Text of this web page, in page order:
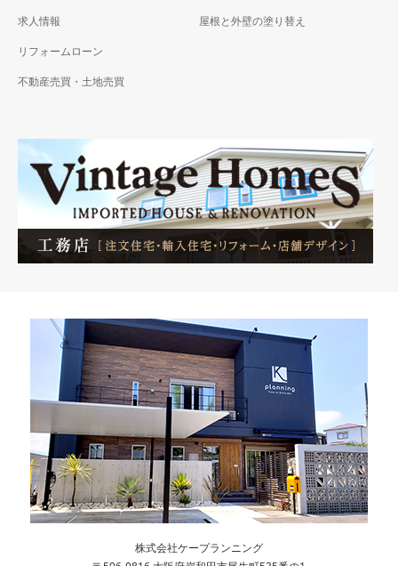
求人情報
リフォームローン
不動産売買・土地売買
屋根と外壁の塗り替え
株式会社ケープランニング